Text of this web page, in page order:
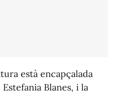
està encapçalada
Blanes, i la